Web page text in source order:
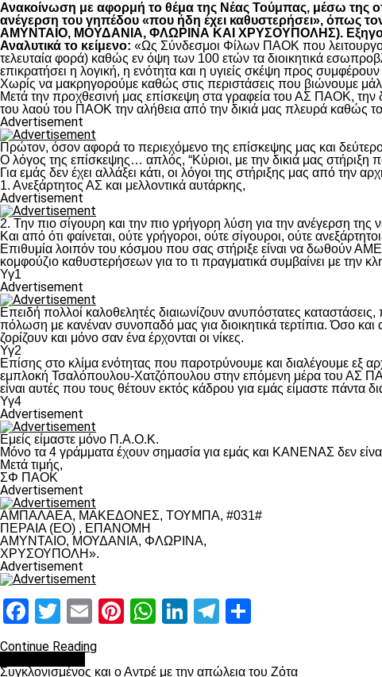
Ανακοίνωση με αφορμή το θέμα της Νέας Τούμπας, μέσω της
ανέγερση του γηπέδου «που ήδη έχει καθυστερήσει»,
ΑΜΥΝΤΑΙΟ, ΜΟΥΔΑΝΙΑ, ΦΛΩΡΙΝΑ ΚΑΙ ΧΡΥΣΟΥΠΟΛΗΣ). Εξηγούν
Αναλυτικά το κείμενο: «Ως Σύνδεσμοι Φίλων ΠΑΟΚ που
τελευταία φορά) καθώς εν όψη των 100 ετών τα διοικητικά
επικρατήσει η λογική, η ενότητα και η υγιείς σκέψη προς
Χωρίς να μακρηγορούμε καθώς στις περιστάσεις που βιώνουμε
Μετά την προχθεσινή μας επίσκεψη στα γραφεία του ΑΣ ΠΑΟΚ, την
του λαού του ΠΑΟΚ την αλήθεια από την δικιά μας πλευρά καθώς
Advertisement
Πρώτον, όσον αφορά το περιεχόμενο της επίσκεψης μας και
Ο λόγος της επίσκεψης… απλός, “Κύριοι, με την δικιά μας στήριξη
Για εμάς δεν έχει αλλάξει κάτι, οι λόγοι της στήριξης μας από την
1. Ανεξάρτητος ΑΣ και μελλοντικά αυτάρκης,
Advertisement
2. Την πιο σίγουρη και την πιο γρήγορη λύση για την ανέγερση
Και από ότι φαίνεται, ούτε γρήγοροι, ούτε σίγουροι, ούτε
Επιθυμία λοιπόν του κόσμου που σας στήριξε είναι να δωθούν
κομφούζιο καθυστερήσεων για το τι πραγματικά συμβαίνει με την
Υγ1
Advertisement
Επειδή πολλοί καλοθελητές διαιωνίζουν ανυπόστατες
πόλωση με κανέναν συνοπαδό μας για διοικητικά τερτίπια. Όσο
ζορίζουν και μόνο σαν ένα έρχονται οι νίκες.
Υγ2
Επίσης στο κλίμα ενότητας που παροτρύνουμε και διαλέγουμε εξ
εμπλοκή Τσαλόπουλου-Χατζόπουλου στην επόμενη μέρα του ΑΣ
είναι αυτές που τους θέτουν εκτός κάδρου για εμάς είμαστε πάντα
Υγ4
Advertisement
Εμείς είμαστε μόνο Π.Α.Ο.Κ.
Μόνο τα 4 γράμματα έχουν σημασία για εμάς και ΚΑΝΕΝΑΣ δεν
Μετά τιμής,
ΣΦ ΠΑΟΚ
Advertisement
ΑΜΠΑΛΑΕΑ, ΜΑΚΕΔΟΝΕΣ, ΤΟΥΜΠΑ, #031#
ΠΕΡΑΙΑ (ΕΟ) , ΕΠΑΝΟΜΗ
ΑΜΥΝΤΑΙΟ, ΜΟΥΔΑΝΙΑ, ΦΛΩΡΙΝΑ,
ΧΡΥΣΟΥΠΟΛΗ».
Advertisement
Facebook
Twitter
EmailPinterest
WhatsApp
LinkedIn
Telegram
Continue Reading
Συγκλονισμένος και ο Αντρέ με την απώλεια του Ζότα